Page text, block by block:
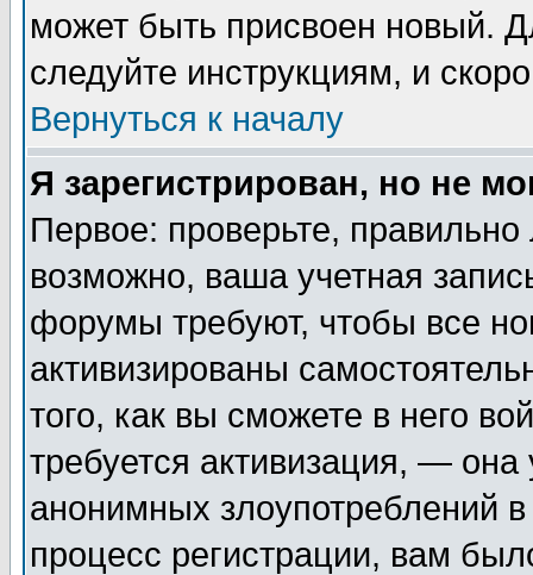
может быть присвоен новый.
следуйте инструкциям, и
Вернуться к началу
Я зарегистрирован, но не
Первое: проверьте,
возможно, ваша учетная
форумы требуют, чтобы все
активизированы
того, как вы сможете в него
требуется активизация, —
анонимных злоупотреблений
процесс регистрации, вам